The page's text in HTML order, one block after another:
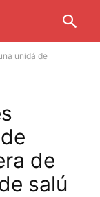
unidá de
de
salú